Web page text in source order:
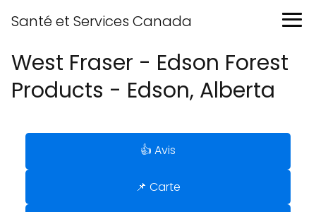
Santé et Services Canada
West Fraser - Edson Forest
Products - Edson, Alberta
👍 Avis
📌 Carte